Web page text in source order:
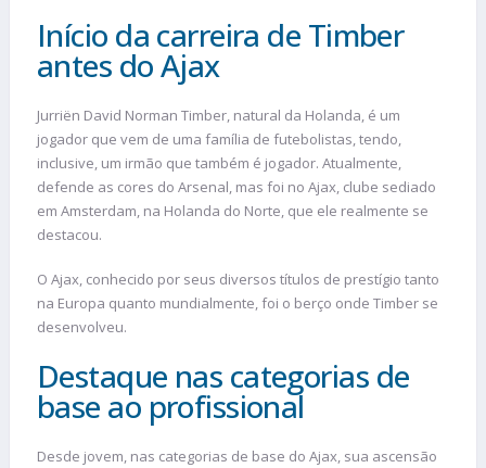
Início da carreira de Timber
antes do Ajax
Jurriën David Norman Timber, natural da Holanda, é um
jogador que vem de uma família de futebolistas, tendo,
inclusive, um irmão que também é jogador. Atualmente,
defende as cores do Arsenal, mas foi no Ajax, clube sediado
em Amsterdam, na Holanda do Norte, que ele realmente se
destacou.
O Ajax, conhecido por seus diversos títulos de prestígio tanto
na Europa quanto mundialmente, foi o berço onde Timber se
desenvolveu.
Destaque nas categorias de
base ao profissional
Desde jovem, nas categorias de base do Ajax, sua ascensão